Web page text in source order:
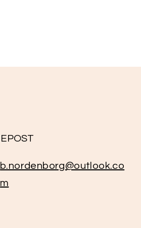
EPOST
b.nordenborg@outlook.co
m